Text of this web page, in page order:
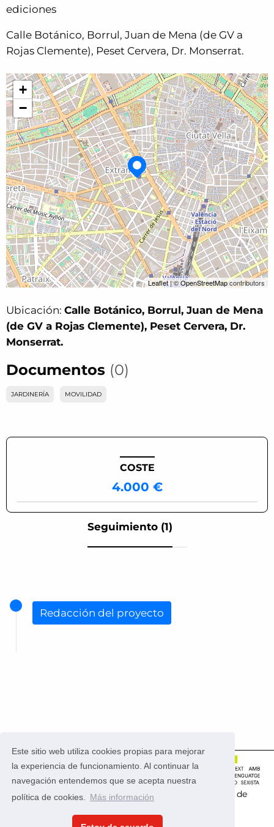
Este sitio web utiliza cookies propias para mejorar
la experiencia de funcionamiento. Al continuar la
navegación entendemos que se acepta nuestra
política de cookies.
Más información
ediciones
Calle Botánico, Borrul, Juan de Mena (de GV a
Rojas Clemente), Peset Cervera, Dr. Monserrat.
+
−
Leaflet| ©OpenStreetMapcontributors
Ubicación: Calle Botánico, Borrul, Juan de Mena
(de GV a Rojas Clemente), Peset Cervera, Dr.
Monserrat.
Documentos (0)
JARDINERÍA MOVILIDAD
COSTE
4.000 €
Seguimiento (1)
Redacción del proyecto
Este portal usa laaplicación CONSUL
software de